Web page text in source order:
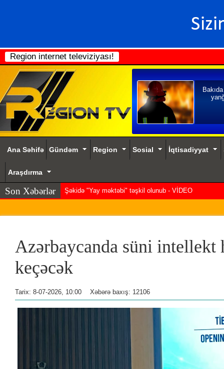
Region internet televiziyası!
Ana Səhifə Gündəm Region Sosial İqtisadiyyat
Araşdırma
Son Xəbərlər Şəkidə "Yay məktəbi" təşkil olunub - VİDEO
Azərbaycanda süni intellekt
keçəcək
Tarix: 8-07-2026, 10:00 Xəbərə baxış: 12106